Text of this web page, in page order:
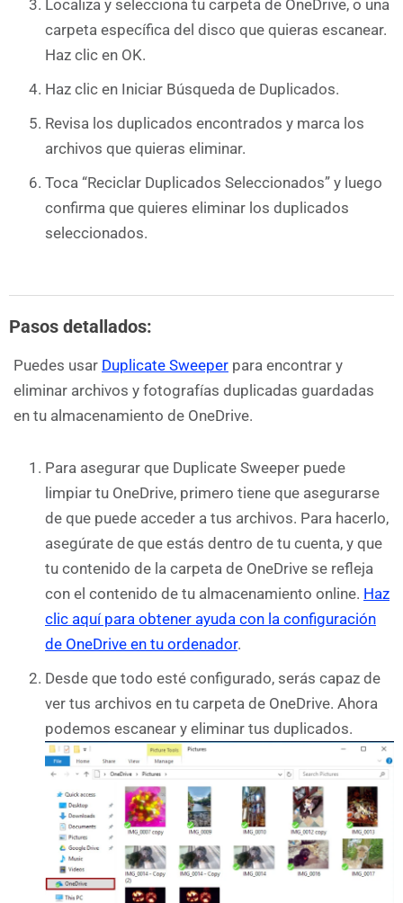
Localiza y selecciona tu carpeta de OneDrive, o una
carpeta específica del disco que quieras escanear.
Haz clic en OK.
Haz clic en Iniciar Búsqueda de Duplicados.
Revisa los duplicados encontrados y marca los
archivos que quieras eliminar.
Toca “Reciclar Duplicados Seleccionados” y luego
confirma que quieres eliminar los duplicados
seleccionados.
Pasos detallados:
Puedes usar Duplicate Sweeper para encontrar y
eliminar archivos y fotografías duplicadas guardadas
en tu almacenamiento de OneDrive.
Para asegurar que Duplicate Sweeper puede
limpiar tu OneDrive, primero tiene que asegurarse
de que puede acceder a tus archivos. Para hacerlo,
asegúrate de que estás dentro de tu cuenta, y que
tu contenido de la carpeta de OneDrive se refleja
con el contenido de tu almacenamiento online. Haz
clic aquí para obtener ayuda con la configuración
de OneDrive en tu ordenador.
Desde que todo esté configurado, serás capaz de
ver tus archivos en tu carpeta de OneDrive. Ahora
podemos escanear y eliminar tus duplicados.